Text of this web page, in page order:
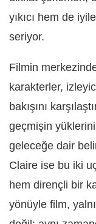
yıkıcı hem de
seriyor.
Filmin
karakterler,
bakışını
geçmişin
geleceğe dair
Claire ise bu iki uç
hem dirençli bir
yönüyle film,